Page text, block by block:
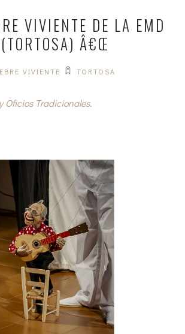
VIVIENTE DE LA EMD
Â€Œ
VIVIENTE TORTOSA
Oficios Tradicionales.